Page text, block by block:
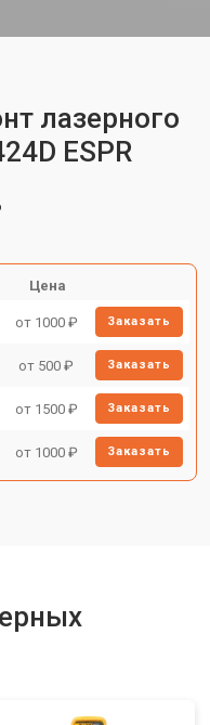
лазерного
ESPR
Цена
от 1000 ₽ Заказать
от 500 ₽ Заказать
от 1500 ₽ Заказать
от 1000 ₽ Заказать